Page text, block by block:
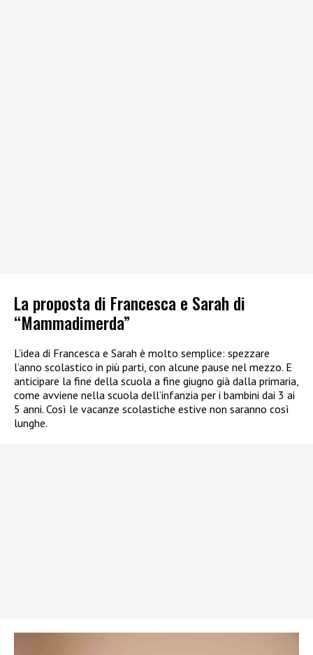
La proposta di Francesca e Sarah di
“Mammadimerda”
L’idea di Francesca e Sarah è molto semplice: spezzare
l’anno scolastico in più parti, con alcune pause nel mezzo. E
anticipare la fine della scuola a fine giugno già dalla primaria,
come avviene nella scuola dell’infanzia per i bambini dai 3 ai
5 anni. Così le vacanze scolastiche estive non saranno così
lunghe.